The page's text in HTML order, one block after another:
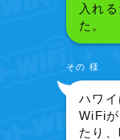
入れ
た。
その 様
ハワ
WiFi
たり